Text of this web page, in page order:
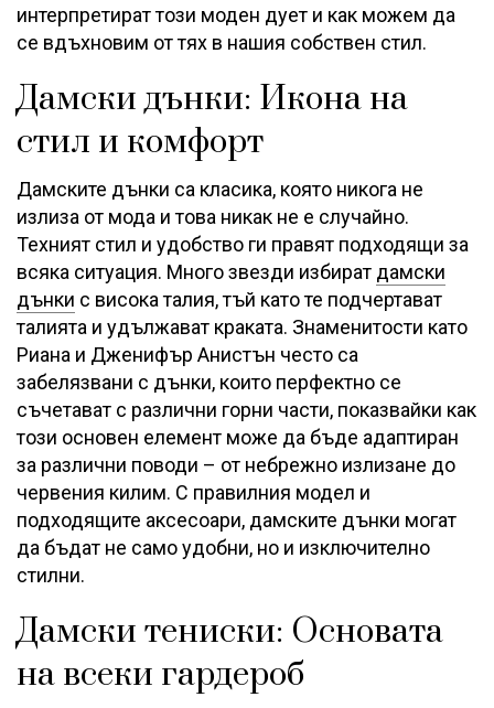
интерпретират този моден дует и как можем да
се вдъхновим от тях в нашия собствен стил.
Дамски дънки: Икона на
стил и комфорт
Дамските дънки са класика, която никога не
излиза от мода и това никак не е случайно.
Техният стил и удобство ги правят подходящи за
всяка ситуация. Много звезди избират дамски
дънки с висока талия, тъй като те подчертават
талията и удължават краката. Знаменитости като
Риана и Дженифър Анистън често са
забелязвани с дънки, които перфектно се
съчетават с различни горни части, показвайки как
този основен елемент може да бъде адаптиран
за различни поводи – от небрежно излизане до
червения килим. С правилния модел и
подходящите аксесоари, дамските дънки могат
да бъдат не само удобни, но и изключително
стилни.
Дамски тениски: Основата
на всеки гардероб